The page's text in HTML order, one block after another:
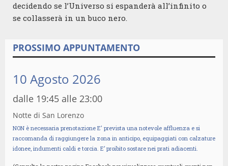
decidendo se l’Universo si espanderà all’infinito o
se collasserà in un buco nero.
PROSSIMO APPUNTAMENTO
10 Agosto 2026
dalle 19:45 alle 23:00
Notte di San Lorenzo
NON è necessaria prenotazione E' prevista una notevole affluenza e si
raccomanda di raggiungere la zona in anticipo, equipaggiati con calzature
idonee, indumenti caldi e torcia. E’ proibito sostare nei prati adiacenti.